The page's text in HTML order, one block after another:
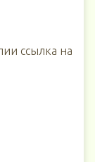
ссылка на